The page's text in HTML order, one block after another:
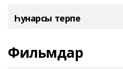
Һунарсы терпе
Фильмдар